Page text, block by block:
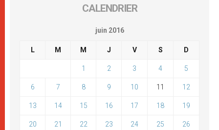
CALENDRIER
juin 2016
L M M J V S D
1 2 3 4 5
6 7 8 9 10 11 12
13 14 15 16 17 18 19
20 21 22 23 24 25 26